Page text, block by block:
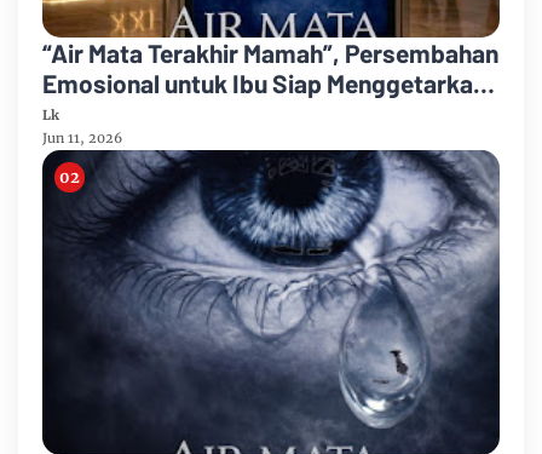
“Air Mata Terakhir Mamah”, Persembahan
Emosional untuk Ibu Siap Menggetarkan
Layar Lebar
Lk
Jun 11, 2026